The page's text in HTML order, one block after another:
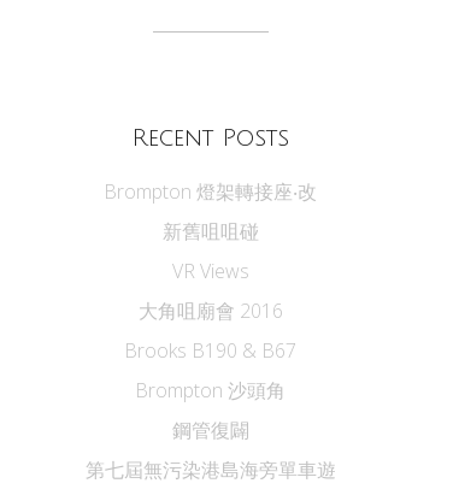
Recent Posts
Brompton 燈架轉接座‧改
新舊咀咀碰
VR Views
大角咀廟會 2016
Brooks B190 & B67
Brompton 沙頭角
鋼管復闢
第七屆無污染港島海旁單車遊